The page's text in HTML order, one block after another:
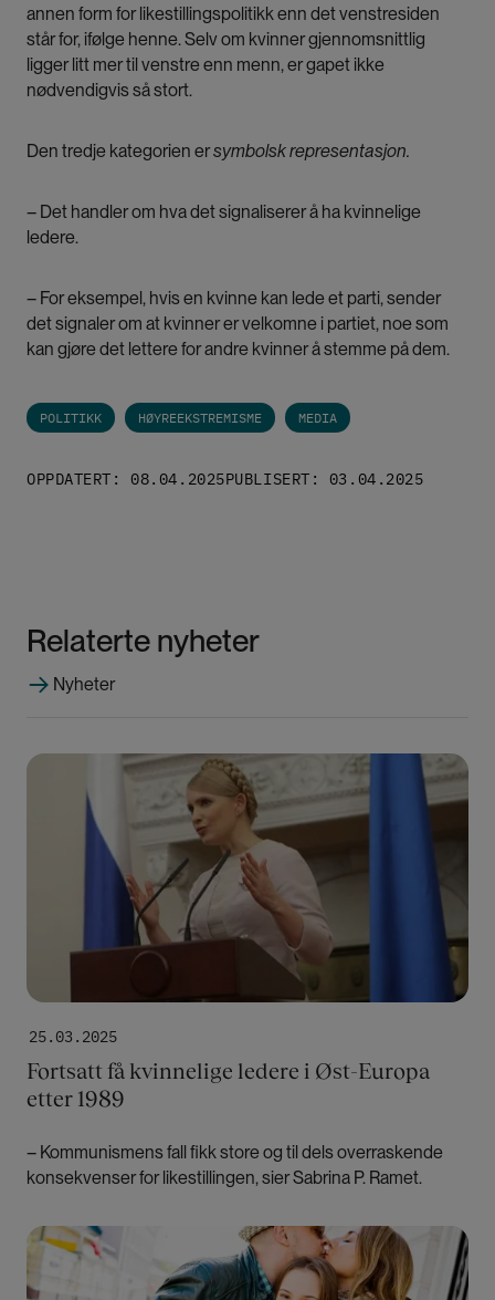
annen form for likestillingspolitikk enn det venstresiden
står for, ifølge henne. Selv om kvinner gjennomsnittlig
ligger litt mer til venstre enn menn, er gapet ikke
nødvendigvis så stort.
Den tredje kategorien ersymbolsk representasjon.
– Det handler om hva det signaliserer å ha kvinnelige
ledere.
– For eksempel, hvis en kvinne kan lede et parti, sender
det signaler om at kvinner er velkomne i partiet, noe som
kan gjøre det lettere for andre kvinner å stemme på dem.
POLITIKK HØYREEKSTREMISME MEDIA
OPPDATERT: 08.04.2025PUBLISERT: 03.04.2025
Relaterte nyheter
Nyheter
25.03.2025
Fortsatt få kvinnelige ledere i Øst-Europa
etter 1989
– Kommunismens fall fikk store og til dels overraskende
konsekvenser for likestillingen, sier Sabrina P. Ramet.
Bilde
Bilde